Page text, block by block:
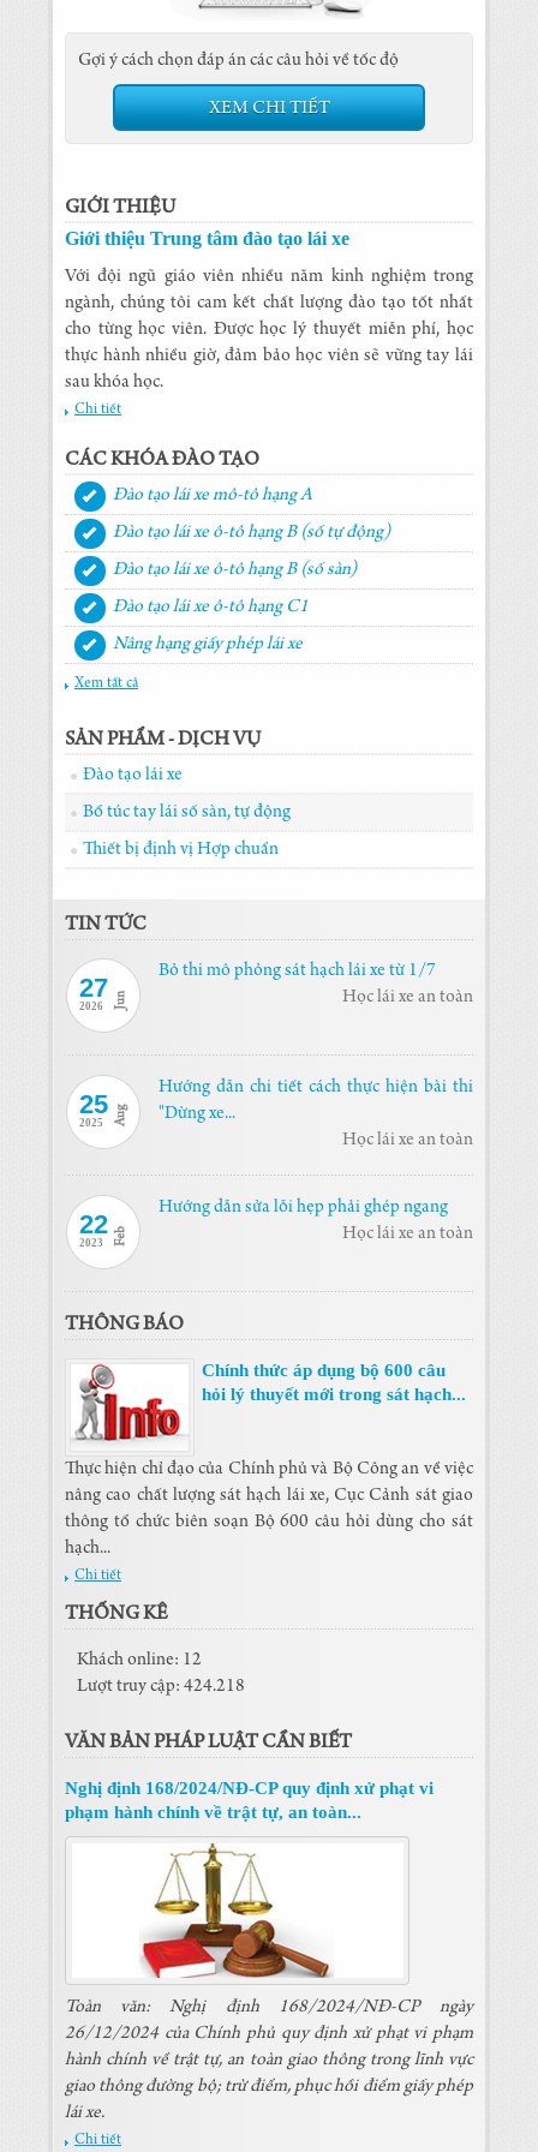
Gợi ý cách chọn đáp án các câu hỏi về tốc độ
XEM CHI TIẾT
GIỚI THIỆU
Giới thiệu Trung tâm đào tạo lái xe
Với đội ngũ giáo viên nhiều năm kinh nghiệm trong
ngành, chúng tôi cam kết chất lượng đào tạo tốt nhất
cho từng học viên. Được học lý thuyết miễn phí, học
thực hành nhiều giờ, đảm bảo học viên sẽ vững tay lái
sau khóa học.
Chi tiết
CÁC KHÓA ĐÀO TẠO
Đào tạo lái xe mô-tô hạng A
Đào tạo lái xe ô-tô hạng B (số tự động)
Đào tạo lái xe ô-tô hạng B (số sàn)
Đào tạo lái xe ô-tô hạng C1
Nâng hạng giấy phép lái xe
Xem tất cả
SẢN PHẨM - DỊCH VỤ
Đào tạo lái xe
Bổ túc tay lái số sàn, tự động
Thiết bị định vị Hợp chuẩn
TIN TỨC
27
2026 Jun
Bỏ thi mô phỏng sát hạch lái xe từ 1/7
Học lái xe an toàn
25
2025 Aug
Hướng dẫn chi tiết cách thực hiện bài thi
"Dừng xe...
Học lái xe an toàn
22
2023 Feb
Hướng dẫn sửa lỗi hẹp phải ghép ngang
Học lái xe an toàn
THÔNG BÁO
Chính thức áp dụng bộ 600 câu
hỏi lý thuyết mới trong sát hạch...
Thực hiện chỉ đạo của Chính phủ và Bộ Công an về việc
nâng cao chất lượng sát hạch lái xe, Cục Cảnh sát giao
thông tổ chức biên soạn Bộ 600 câu hỏi dùng cho sát
hạch...
Chi tiết
THỐNG KÊ
Khách online: 12
Lượt truy cập: 424.218
VĂN BẢN PHÁP LUẬT CẦN BIẾT
Nghị định 168/2024/NĐ-CP quy định xử phạt vi
phạm hành chính về trật tự, an toàn...
Toàn văn: Nghị định 168/2024/NĐ-CP ngày
26/12/2024 của Chính phủ quy định xử phạt vi phạm
hành chính về trật tự, an toàn giao thông trong lĩnh vực
giao thông đường bộ; trừ điểm, phục hồi điểm giấy phép
lái xe.
Chi tiết